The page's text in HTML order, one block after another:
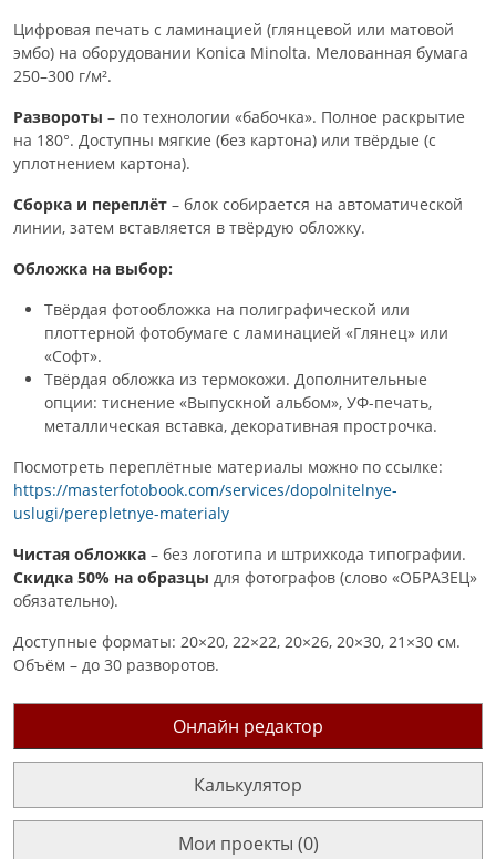
Цифровая печать с ламинацией (глянцевой или матовой
эмбо) на оборудовании Konica Minolta. Мелованная бумага
250–300 г/м².
Развороты – по технологии «бабочка». Полное раскрытие
на 180°. Доступны мягкие (без картона) или твёрдые (с
уплотнением картона).
Сборка и переплёт – блок собирается на автоматической
линии, затем вставляется в твёрдую обложку.
Обложка на выбор:
Твёрдая фотообложка на полиграфической или
плоттерной фотобумаге с ламинацией «Глянец» или
«Софт».
Твёрдая обложка из термокожи. Дополнительные
опции: тиснение «Выпускной альбом», УФ-печать,
металлическая вставка, декоративная прострочка.
Посмотреть переплётные материалы можно по ссылке:
https://masterfotobook.com/services/dopolnitelnye-
uslugi/perepletnye-materialy
Чистая обложка – без логотипа и штрихкода типографии.
Скидка 50% на образцы для фотографов (слово «ОБРАЗЕЦ»
обязательно).
Доступные форматы: 20×20, 22×22, 20×26, 20×30, 21×30 см.
Объём – до 30 разворотов.
Онлайн редактор
Калькулятор
Мои проекты (0)